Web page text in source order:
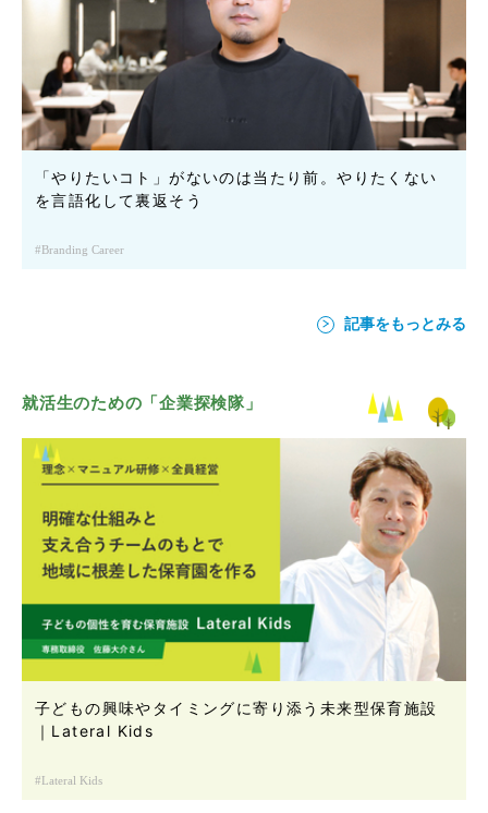
「やりたいコト」がないのは当たり前。やりたくない
を言語化して裏返そう
Branding Career
記事をもっとみる
就活生のための「企業探検隊」
子どもの興味やタイミングに寄り添う未来型保育施設
｜Lateral Kids
Lateral Kids